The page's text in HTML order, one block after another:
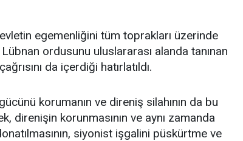
egemenliğini tüm toprakları üzerinde
ordusunu uluslararası alanda tanınan
da içerdiği hatırlatıldı.
korumanın ve direniş silahının da bu
direnişin korunmasının ve aynı zamanda
siyonist işgalini püskürtme ve